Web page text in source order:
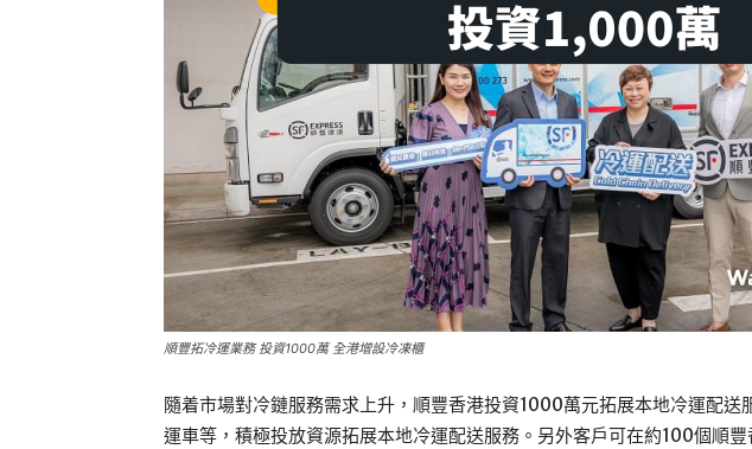
順豐拓冷運業務 投資1000萬 全港增設冷凍櫃
隨着市場對冷鏈服務需求上升，順豐香港投資1000萬元拓展本地冷運配送
運車等，積極投放資源拓展本地冷運配送服務。另外客戶可在約100個順